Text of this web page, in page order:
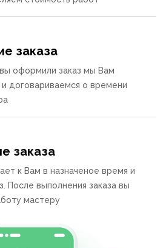
заказа
оформили заказ мы Вам
договариваемся о времени
заказа
к Вам в назначеное время и
После выполнения заказа вы
мастеру